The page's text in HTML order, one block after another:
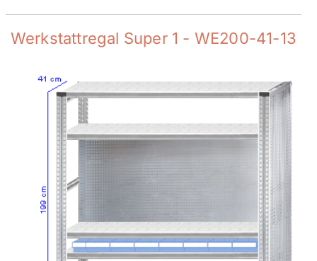
Werkstattregal Super 1 - WE200-41-13